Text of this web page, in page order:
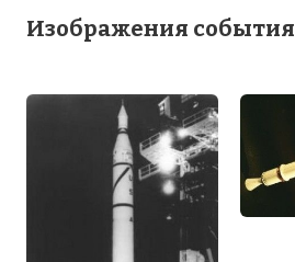
Изображения события